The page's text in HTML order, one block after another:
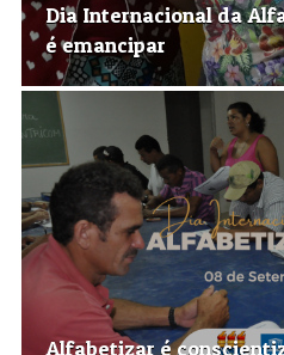
Dia Internacional da
é emancipar
Alfabetizar é